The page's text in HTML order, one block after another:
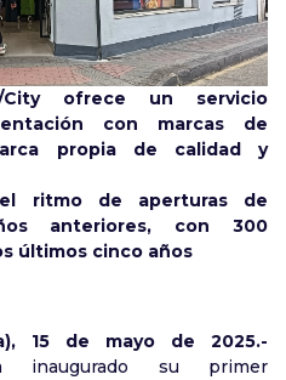
City ofrece un servicio
con marcas de
propia de calidad y
el ritmo de aperturas de
anteriores, con 300
últimos cinco años
15 de mayo de 2025.-
su primer